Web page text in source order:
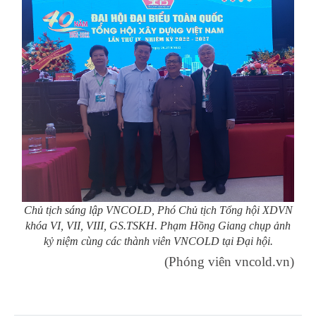
Chủ tịch sáng lập VNCOLD, Phó Chủ tịch Tổng hội XDVN
khóa VI, VII, VIII, GS.TSKH. Phạm Hồng Giang chụp ảnh
kỷ niệm cùng các thành viên VNCOLD tại Đại hội.
(Phóng viên vncold.vn)